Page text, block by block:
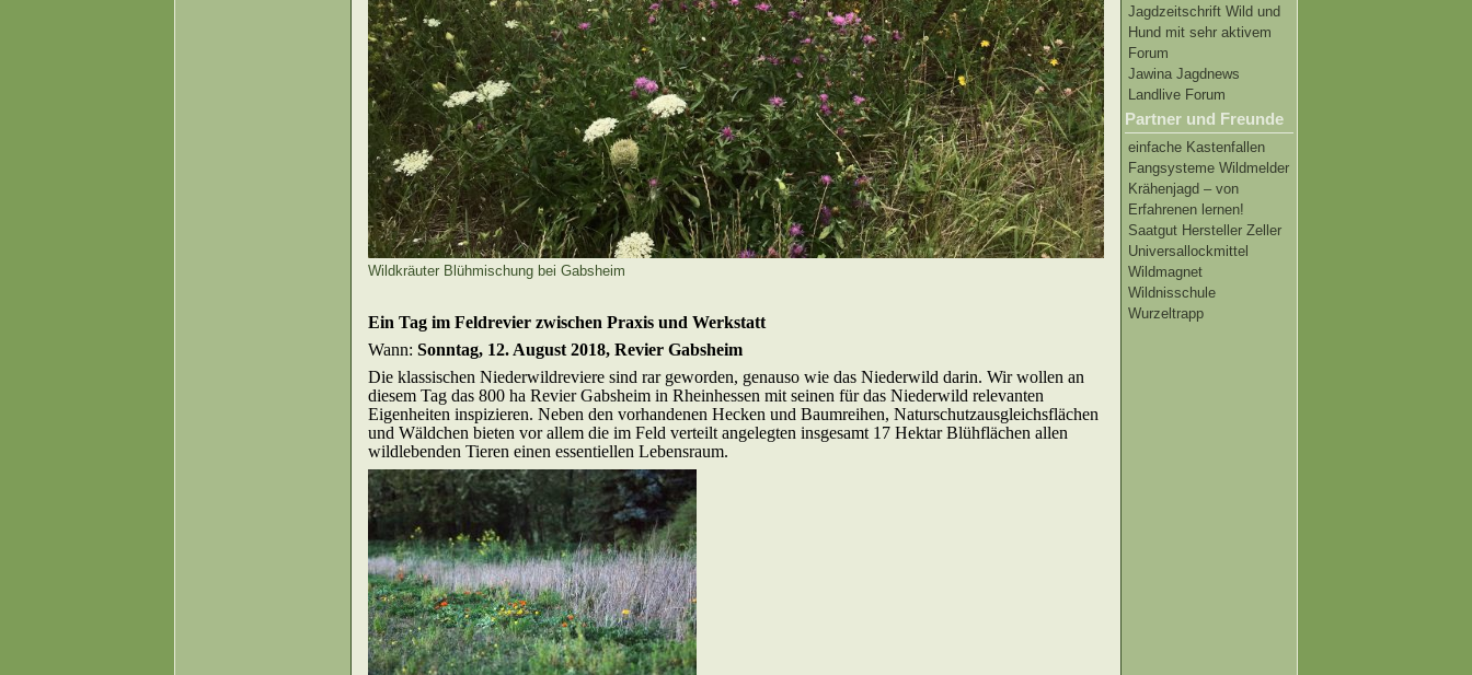
Jagdzeitschrift Wild und
Hund mit sehr aktivem
Forum
Jawina Jagdnews
Landlive Forum
Partner und Freunde
einfache Kastenfallen
Fangsysteme Wildmelder
Krähenjagd – von
Erfahrenen lernen!
Saatgut Hersteller Zeller
Universallockmittel
Wildmagnet
Wildnisschule
Wurzeltrapp
Wildkräuter Blühmischung bei Gabsheim
Ein Tag im Feldrevier zwischen Praxis und Werkstatt
Wann: Sonntag, 12. August 2018, Revier Gabsheim
Die klassischen Niederwildreviere sind rar geworden, genauso wie das Niederwild darin. Wir wollen an
diesem Tag das 800 ha Revier Gabsheim in Rheinhessen mit seinen für das Niederwild relevanten
Eigenheiten inspizieren. Neben den vorhandenen Hecken und Baumreihen, Naturschutzausgleichsflächen
und Wäldchen bieten vor allem die im Feld verteilt angelegten insgesamt 17 Hektar Blühflächen allen
wildlebenden Tieren einen essentiellen Lebensraum.